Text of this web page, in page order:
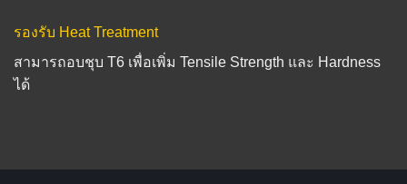
รองรับ Heat Treatment
สามารถอบชุบ T6 เพื่อเพิ่ม Tensile Strength และ Hardness
ได้